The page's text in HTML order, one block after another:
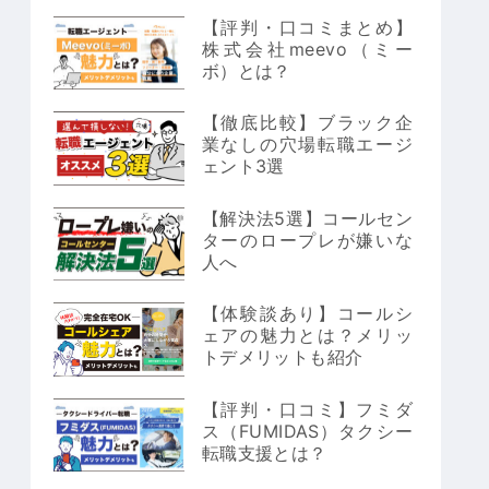
【評判・口コミまとめ】
株式会社meevo（ミー
ボ）とは？
【徹底比較】ブラック企
業なしの穴場転職エージ
ェント3選
【解決法5選】コールセン
ターのロープレが嫌いな
人へ
【体験談あり】コールシ
ェアの魅力とは？メリッ
トデメリットも紹介
【評判・口コミ】フミダ
ス（FUMIDAS）タクシー
転職支援とは？